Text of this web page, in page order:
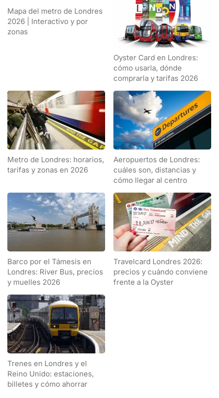
Mapa del metro de Londres
2026 | Interactivo y por
zonas
Oyster Card en Londres:
cómo usarla, dónde
comprarla y tarifas 2026
Metro de Londres: horarios,
tarifas y zonas en 2026
Aeropuertos de Londres:
cuáles son, distancias y
cómo llegar al centro
Barco por el Támesis en
Londres: River Bus, precios
y muelles 2026
Travelcard Londres 2026:
precios y cuándo conviene
frente a la Oyster
Trenes en Londres y el
Reino Unido: estaciones,
billetes y cómo ahorrar